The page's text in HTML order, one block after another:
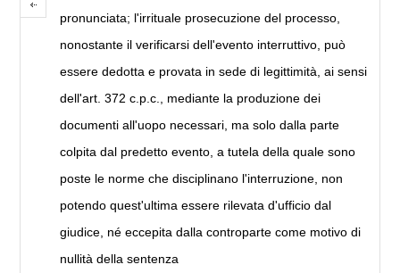
pronunciata; l'irrituale prosecuzione del processo,
nonostante il verificarsi dell'evento interruttivo, può
essere dedotta e provata in sede di legittimità, ai sensi
dell'art. 372 c.p.c., mediante la produzione dei
documenti all'uopo necessari, ma solo dalla parte
colpita dal predetto evento, a tutela della quale sono
poste le norme che disciplinano l'interruzione, non
potendo quest'ultima essere rilevata d'ufficio dal
giudice, né eccepita dalla controparte come motivo di
nullità della sentenza